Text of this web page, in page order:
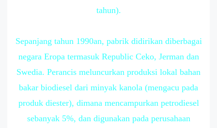
tahun).
Sepanjang tahun 1990an, pabrik didirikan diberbagai
negara Eropa termasuk Republic Ceko, Jerman dan
Swedia. Perancis meluncurkan produksi lokal bahan
bakar biodiesel dari minyak kanola (mengacu pada
produk diester), dimana mencampurkan petrodiesel
sebanyak 5%, dan digunakan pada perusahaan